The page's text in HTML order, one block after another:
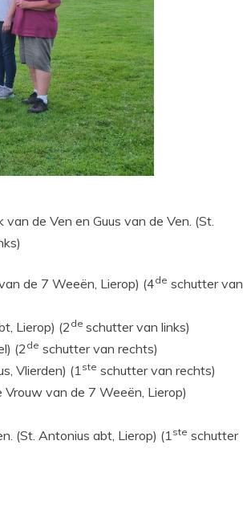
de Ven en Guus van de Ven. (St.
de 7 Weeën, Lierop) (4de schutter van
Lierop) (2 de schutter van links)
(2de schutter van rechts)
Vlierden) (1ste schutter van rechts)
van de 7 Weeën, Lierop)
(St. Antonius abt, Lierop) (1ste schutter